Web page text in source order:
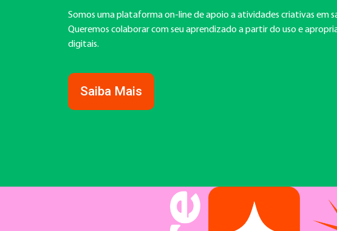
Somos uma plataforma on-line de apoio a atividades criativas em
Queremos colaborar com seu aprendizado a partir do uso e
digitais.
Saiba Mais